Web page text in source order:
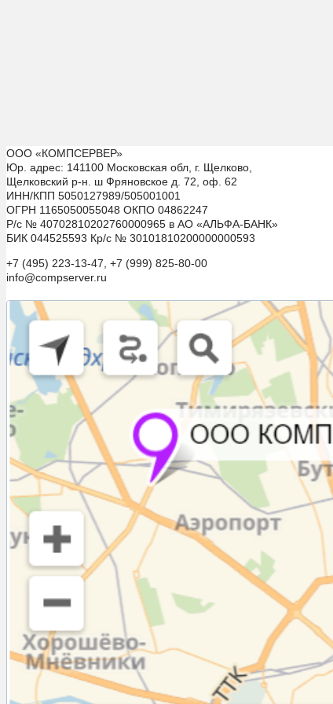
ООО «КОМПСЕРВЕР»
Юр. адрес: 141100 Московская обл, г. Щелково,
Щелковский р-н. ш Фряновское д. 72, оф. 62
ИНН/КПП 5050127989/505001001
ОГРН 1165050055048 ОКПО 04862247
Р/с № 40702810202760000965 в АО «АЛЬФА-БАНК»
БИК 044525593 Кр/с № 30101810200000000593
+7 (495) 223-13-47, +7 (999) 825-80-00
info@compserver.ru